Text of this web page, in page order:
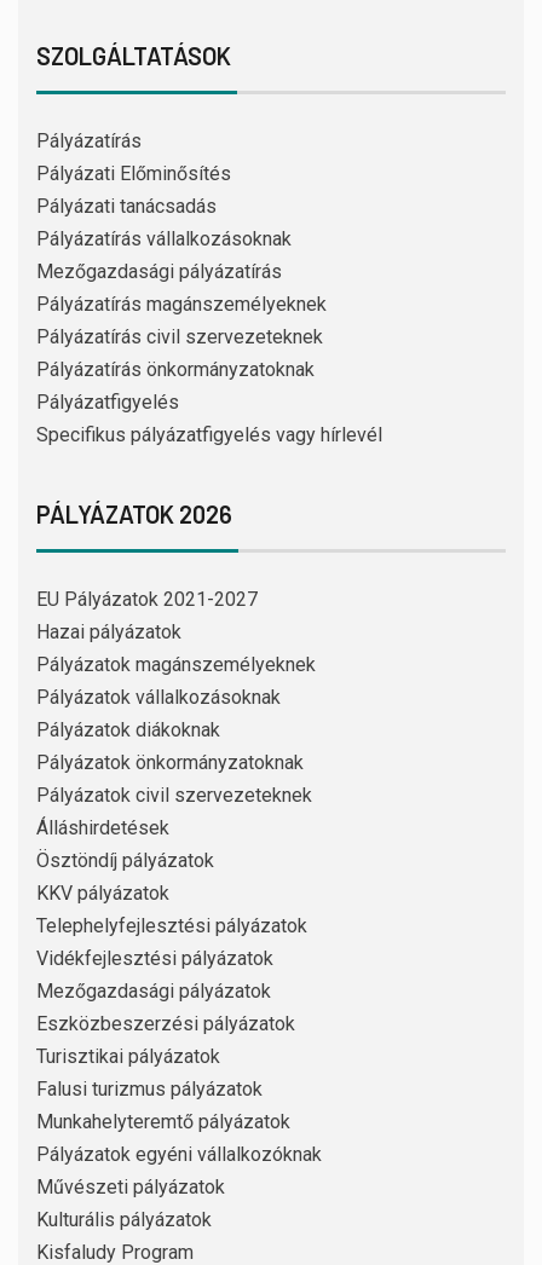
SZOLGÁLTATÁSOK
Pályázatírás
Pályázati Előminősítés
Pályázati tanácsadás
Pályázatírás vállalkozásoknak
Mezőgazdasági pályázatírás
Pályázatírás magánszemélyeknek
Pályázatírás civil szervezeteknek
Pályázatírás önkormányzatoknak
Pályázatfigyelés
Specifikus pályázatfigyelés vagy hírlevél
PÁLYÁZATOK 2026
EU Pályázatok 2021-2027
Hazai pályázatok
Pályázatok magánszemélyeknek
Pályázatok vállalkozásoknak
Pályázatok diákoknak
Pályázatok önkormányzatoknak
Pályázatok civil szervezeteknek
Álláshirdetések
Ösztöndíj pályázatok
KKV pályázatok
Telephelyfejlesztési pályázatok
Vidékfejlesztési pályázatok
Mezőgazdasági pályázatok
Eszközbeszerzési pályázatok
Turisztikai pályázatok
Falusi turizmus pályázatok
Munkahelyteremtő pályázatok
Pályázatok egyéni vállalkozóknak
Művészeti pályázatok
Kulturális pályázatok
Kisfaludy Program